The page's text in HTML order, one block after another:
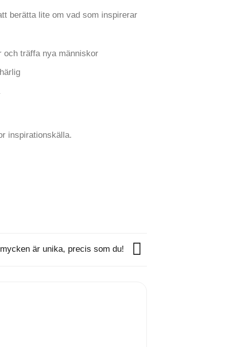
berätta lite om vad som inspirerar
och träffa nya människor
inspirationskälla.
är unika, precis som du!